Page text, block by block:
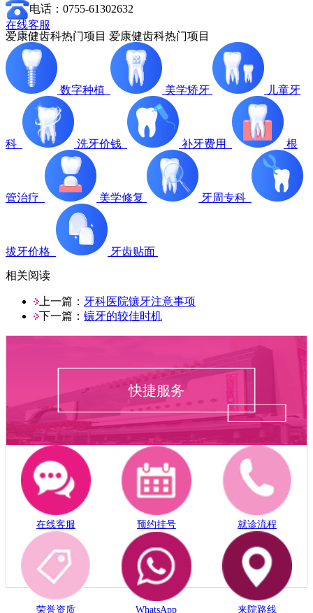
电话：0755-61302632
在线客服
爱康健齿科热门项目 爱康健齿科热门项目
数字种植 美学矫牙 儿童牙
科 洗牙价钱 补牙费用 根
管治疗 美学修复 牙周专科
拔牙价格
牙齿贴面
相关阅读
上一篇： 牙科医院镶牙注意事项
下一篇： 镶牙的较佳时机
快捷服务
在线客服 预约挂号 就诊流程
荣誉资质 WhatsApp 来院路线